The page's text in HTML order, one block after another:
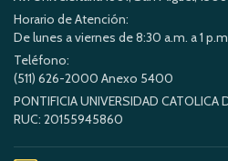
Horario de Atención:
De lunes a viernes de 8:30 a.m. a 1
Teléfono:
(511) 626-2000 Anexo 5400
PONTIFICIA UNIVERSIDAD CATOLICA
RUC: 20155945860